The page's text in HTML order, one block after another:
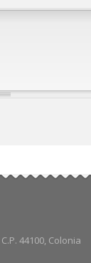
44100, Colonia